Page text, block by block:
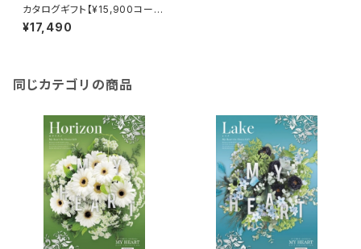
カタログギフト【¥15,900コー
ス】リッジ
¥17,490
同じカテゴリの商品